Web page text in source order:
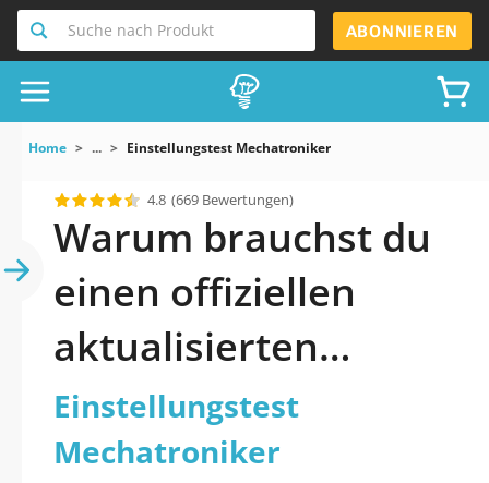
Suche nach Produkt ABONNIEREN
Home ... Einstellungstest Mechatroniker
4.8 (669 Bewertungen)
Warum brauchst du
einen offiziellen
aktualisierten
Einstellungstest
Mechatroniker
Einstellungstest
Mechatroniker